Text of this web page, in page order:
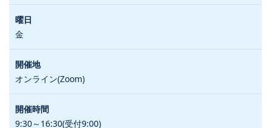
金
オンライン(Zoom)
9:30～16:30(受付9:00)